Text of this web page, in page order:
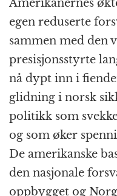
Amerikanernes
egen reduserte
sammen med den
presisjon­sstyrte
nå dypt inn i
glidning i norsk
politikk som
og som øker
De amerikanske
den nasjonale
oppbygget og